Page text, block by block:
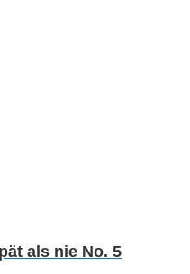
als nie No. 5